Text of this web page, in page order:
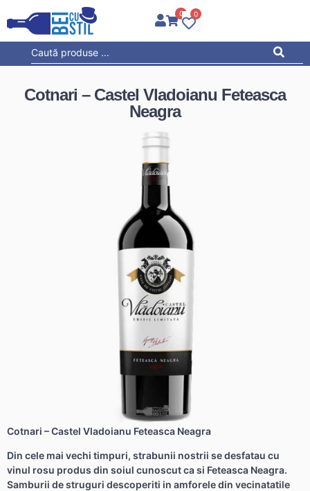
0 0
Cotnari – Castel Vladoianu Feteasca
Neagra
Cotnari – Castel Vladoianu Feteasca Neagra
Din cele mai vechi timpuri, strabunii nostrii se desfatau cu
vinul rosu produs din soiul cunoscut ca si Feteasca Neagra.
Samburii de struguri descoperiti in amforele din vecinatatile